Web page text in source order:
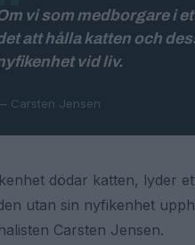
vi som medborgare i
att hålla katten och
vid liv.
Carsten Jensen
dödar katten, lyder
utan sin nyfikenhet
Carsten Jensen.